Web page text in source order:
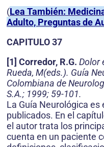
(Lea También:
Adulto, Preguntas de
CAPITULO 37
[1] Corredor, R.G. Dolor
Rueda, M(eds.). Guía
Colombiana de
S.A.; 1999; 59-101.
La Guía Neurológica
publicados. En el
el autor trata los
cuenta en un paciente